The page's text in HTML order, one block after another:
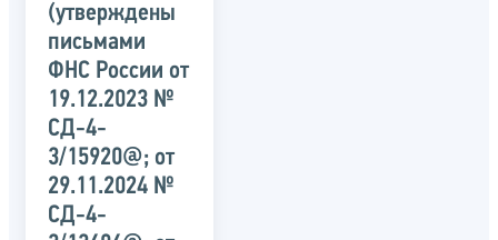
(утверждены
письмами
ФНС России от
19.12.2023 №
СД-4-
3/15920@; от
29.11.2024 №
СД-4-